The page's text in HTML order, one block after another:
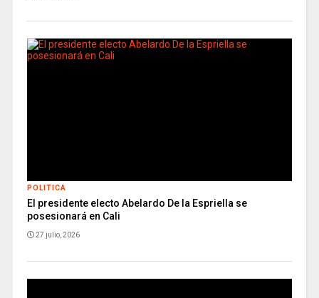
POLITICA
El presidente electo Abelardo De la Espriella se
posesionará en Cali
27 julio, 2026